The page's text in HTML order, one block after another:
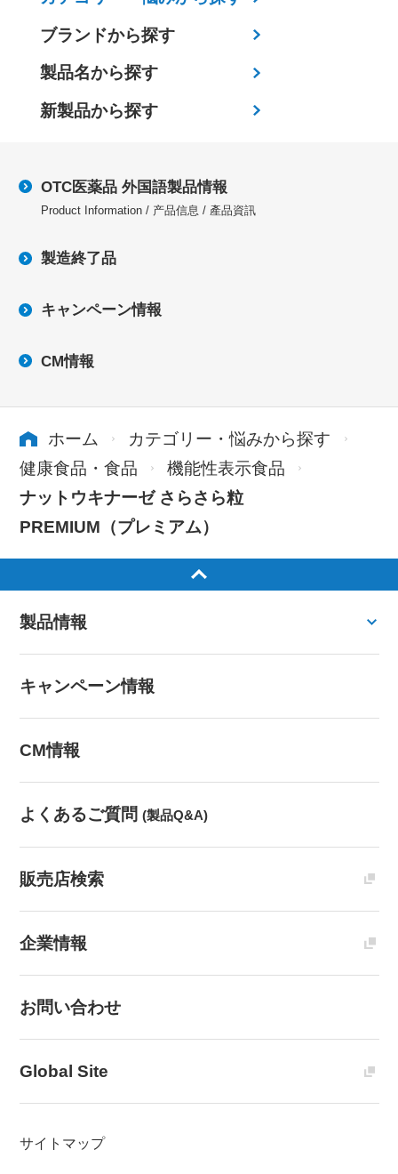
ブランドから探す
製品名から探す
新製品から探す
OTC医薬品 外国語製品情報
Product Information / 产品信息 / 產品資訊
製造終了品
キャンペーン情報
CM情報
ホーム
カテゴリー・悩みから探す
健康食品・食品
機能性表示食品
ナットウキナーゼ さらさら粒
PREMIUM（プレミアム）
製品情報
キャンペーン情報
CM情報
よくあるご質問 (製品Q&A)
販売店検索
企業情報
お問い合わせ
Global Site
サイトマップ